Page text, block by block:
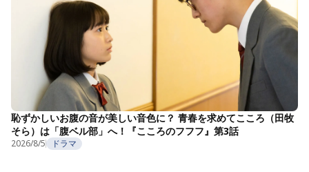
恥ずかしいお腹の音が美しい音色に？ 青春を求めてこころ（田牧
そら）は「腹ベル部」へ！『こころのフフフ』第3話
2026/8/5 ドラマ